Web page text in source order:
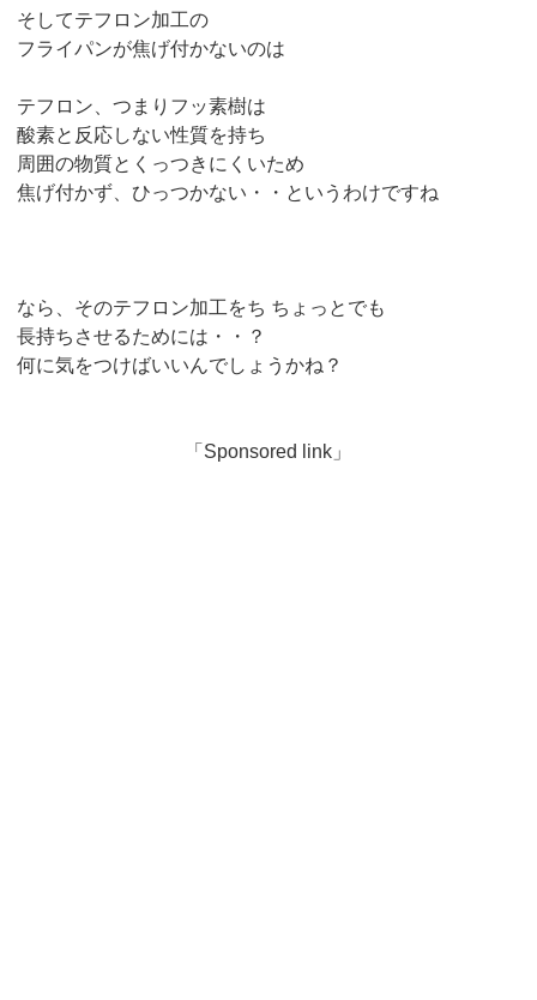
そしてテフロン加工の
フライパンが焦げ付かないのは
テフロン、つまりフッ素樹は
酸素と反応しない性質を持ち
周囲の物質とくっつきにくいため
焦げ付かず、ひっつかない・・というわけですね
なら、そのテフロン加工をち ちょっとでも
長持ちさせるためには・・？
何に気をつけばいいんでしょうかね？
「Sponsored link」